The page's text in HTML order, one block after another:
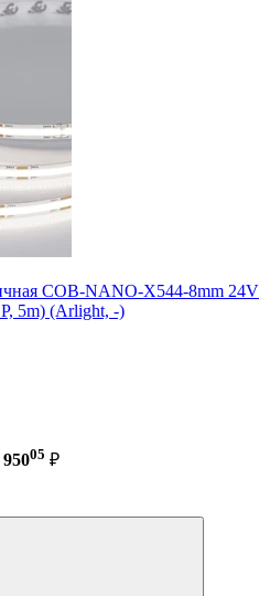
COB-NANO-X544-8mm 24V
5m) (Arlight, -)
95005 ₽